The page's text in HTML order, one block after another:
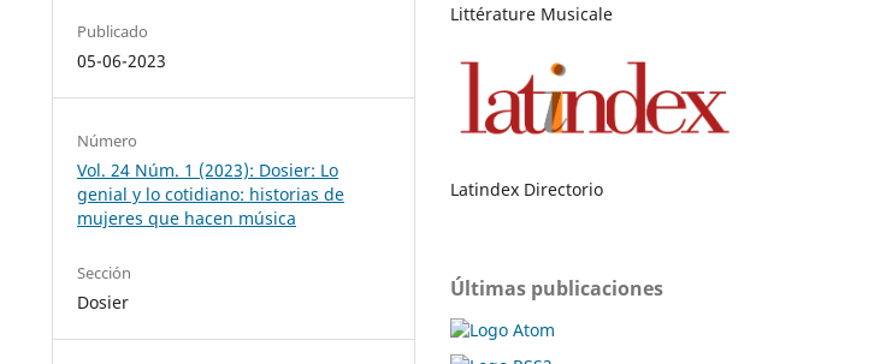
Publicado
05-06-2023
Número
Vol. 24 Núm. 1 (2023): Dosier: Lo
genial y lo cotidiano: historias de
mujeres que hacen música
Sección
Dosier
Littérature Musicale
Latindex Directorio
Últimas publicaciones